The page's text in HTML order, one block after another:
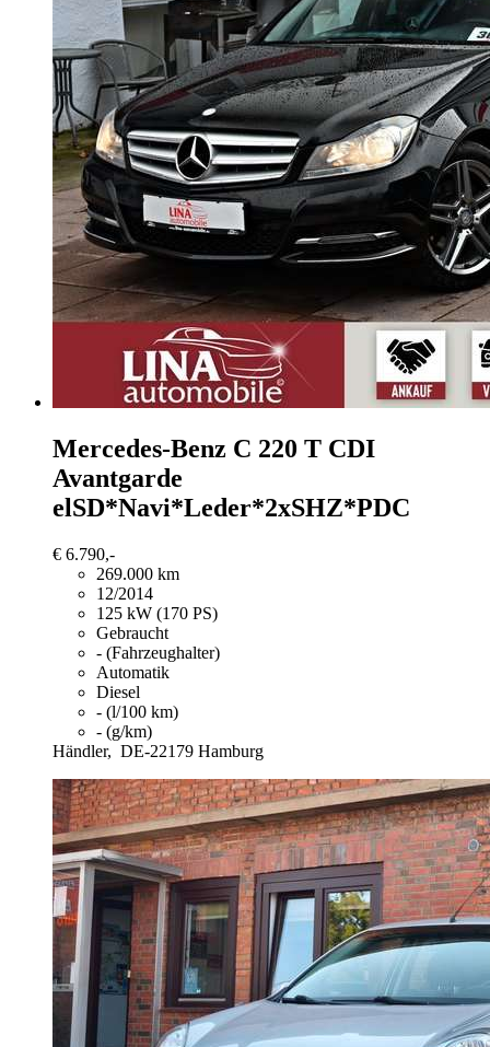
Mercedes-Benz C 220 T CDI
Avantgarde
elSD*Navi*Leder*2xSHZ*PDC
€ 6.790,-
269.000 km
12/2014
125 kW (170 PS)
Gebraucht
- (Fahrzeughalter)
Automatik
Diesel
- (l/100 km)
- (g/km)
Händler, DE-22179 Hamburg